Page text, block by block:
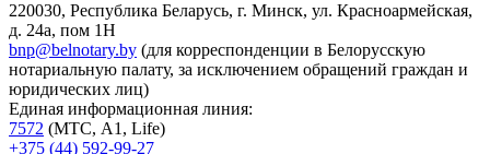
220030, Республика Беларусь, г. Минск, ул. Красноармейская,
д. 24а, пом 1Н
bnp@belnotary.by (для корреспонденции в Белорусскую
нотариальную палату, за исключением обращений граждан и
юридических лиц)
Единая информационная линия:
7572 (МТС, A1, Life)
+375 (44) 592-99-27